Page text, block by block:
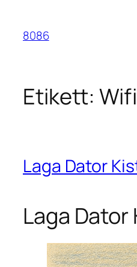
innehåll
8086
Etikett:
Laga Dator
Laga Dator